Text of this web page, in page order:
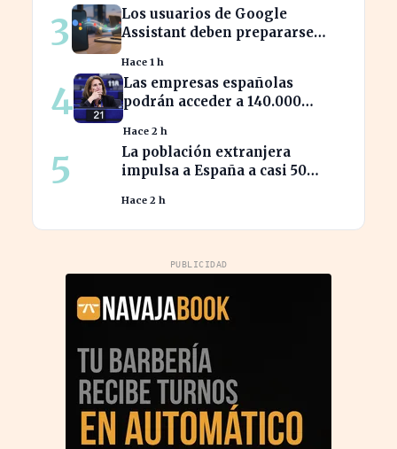
3
Los usuarios de Google
Assistant deben prepararse
sus dispositivos.
Hace 1 h
4
Las empresas españolas
podrán acceder a 140.000
transición ecológica
Hace 2 h
5
La población extranjera
impulsa a España a casi 50
cifras récord
Hace 2 h
PUBLICIDAD